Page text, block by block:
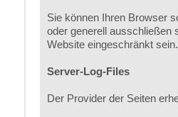
Sie können Ihren Browser
oder generell ausschließen
Website eingeschränkt sein.
Server-Log-Files
Der Provider der Seiten